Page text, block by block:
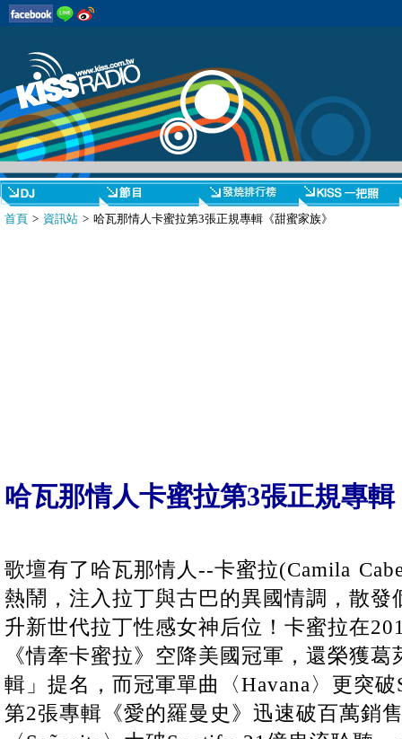
首頁 > 資訊站 > 哈瓦那情人卡蜜拉第3張正規專輯《甜蜜家族》
哈瓦那情人卡蜜拉第3張正規專
歌壇有了哈瓦那情人--卡蜜拉(Camila
熱鬧，注入拉丁與古巴的異國情調，散發
升新世代拉丁性感女神后位！卡蜜拉在
《情牽卡蜜拉》空降美國冠軍，還榮獲
輯」提名，而冠軍單曲〈Havana〉更突
第2張專輯《愛的羅曼史》迅速破百萬銷